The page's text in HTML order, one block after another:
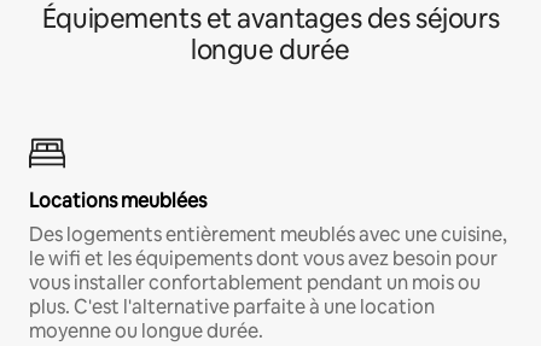
Équipements et avantages des séjours
longue durée
Locations meublées
Des logements entièrement meublés avec une cuisine,
le wifi et les équipements dont vous avez besoin pour
vous installer confortablement pendant un mois ou
plus. C'est l'alternative parfaite à une location
moyenne ou longue durée.